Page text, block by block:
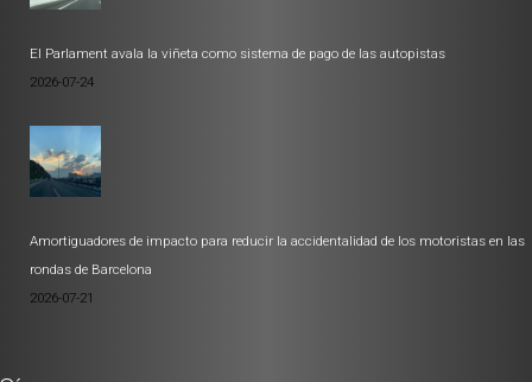
El Parlament avala la viñeta como sistema de pago de las autopistas
2026-07-24
Amortiguadores de impacto para reducir la accidentalidad de los motoristas en las
rondas de Barcelona
2026-07-21